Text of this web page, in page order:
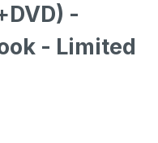
-
- Limited